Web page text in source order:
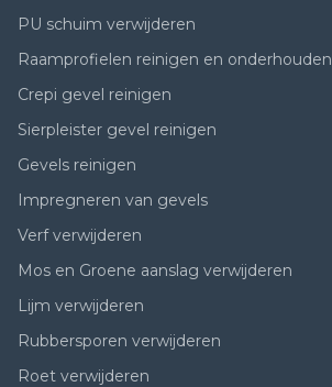
PU schuim verwijderen
Raamprofielen reinigen en onderhouden
Crepi gevel reinigen
Sierpleister gevel reinigen
Gevels reinigen
Impregneren van gevels
Verf verwijderen
Mos en Groene aanslag verwijderen
Lijm verwijderen
Rubbersporen verwijderen
Roet verwijderen